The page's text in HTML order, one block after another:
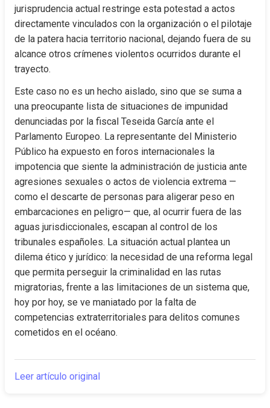
jurisprudencia actual restringe esta potestad a actos
directamente vinculados con la organización o el pilotaje
de la patera hacia territorio nacional, dejando fuera de su
alcance otros crímenes violentos ocurridos durante el
trayecto.
Este caso no es un hecho aislado, sino que se suma a
una preocupante lista de situaciones de impunidad
denunciadas por la fiscal Teseida García ante el
Parlamento Europeo. La representante del Ministerio
Público ha expuesto en foros internacionales la
impotencia que siente la administración de justicia ante
agresiones sexuales o actos de violencia extrema —
como el descarte de personas para aligerar peso en
embarcaciones en peligro— que, al ocurrir fuera de las
aguas jurisdiccionales, escapan al control de los
tribunales españoles. La situación actual plantea un
dilema ético y jurídico: la necesidad de una reforma legal
que permita perseguir la criminalidad en las rutas
migratorias, frente a las limitaciones de un sistema que,
hoy por hoy, se ve maniatado por la falta de
competencias extraterritoriales para delitos comunes
cometidos en el océano.
Leer artículo original